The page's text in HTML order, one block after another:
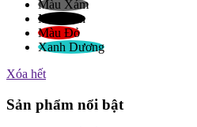
Màu Xám
Màu Đen
Màu Đỏ
Xanh Dương
Xóa hết
Sản phẩm nổi bật